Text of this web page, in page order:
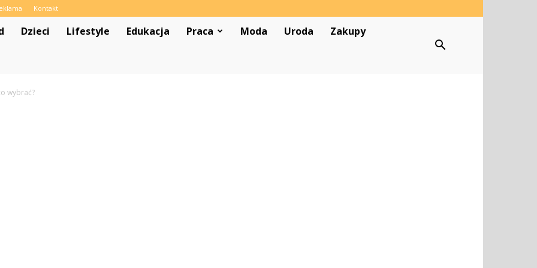
Kontakt
Dzieci Lifestyle Edukacja Praca Moda Uroda Zakupy
wybrać?